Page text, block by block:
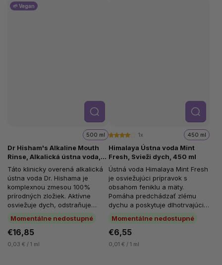
🌱 Vegan
Dr Hisham's Alkaline Mouth
Rinse, Alkalická ústna voda,
500 ml
Momentálne nedostupné
500 ml
€16,85
0,03 € / 1 ml
Detail
Táto klinicky overená alkalická
ústna voda Dr. Hishama je
komplexnou zmesou 100%
prírodných zložiek. Aktívne
osviežuje dych, odstraňuje
bieli zuby a...
Himalaya Ústna voda Mint
Fresh, Svieži dych, 450 ml
1x
Momentálne nedostupné
450 ml
€6,55
0,01 € / 1 ml
Detail
Ústná voda Himalaya Mint Fresh
je osviežujúci prípravok s
obsahom feniklu a mäty.
Pomáha predchádzať zlému
dychu a poskytuje dlhotrvajúci